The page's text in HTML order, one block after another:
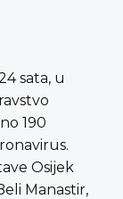
sata, u
190
Osijek
Manastir,